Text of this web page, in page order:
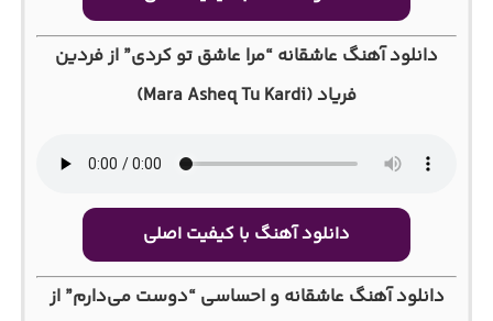
دانلود آهنگ عاشقانه “مرا عاشق تو کردی” از فردین
فریاد (Mara Asheq Tu Kardi)
دانلود آهنگ با کیفیت اصلی
دانلود آهنگ عاشقانه و احساسی “دوست می‌دارم” از